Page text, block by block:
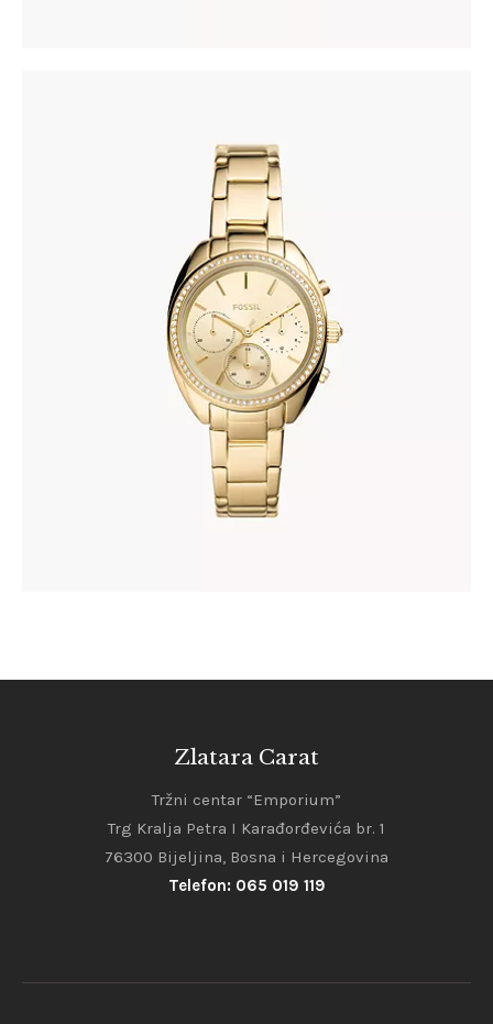
FOSSIL BQ3658
335.00 KM
Zlatara Carat
Tržni centar “Emporium”
Trg Kralja Petra I Karađorđevića br. 1
76300 Bijeljina, Bosna i Hercegovina
Telefon: 065 019 119